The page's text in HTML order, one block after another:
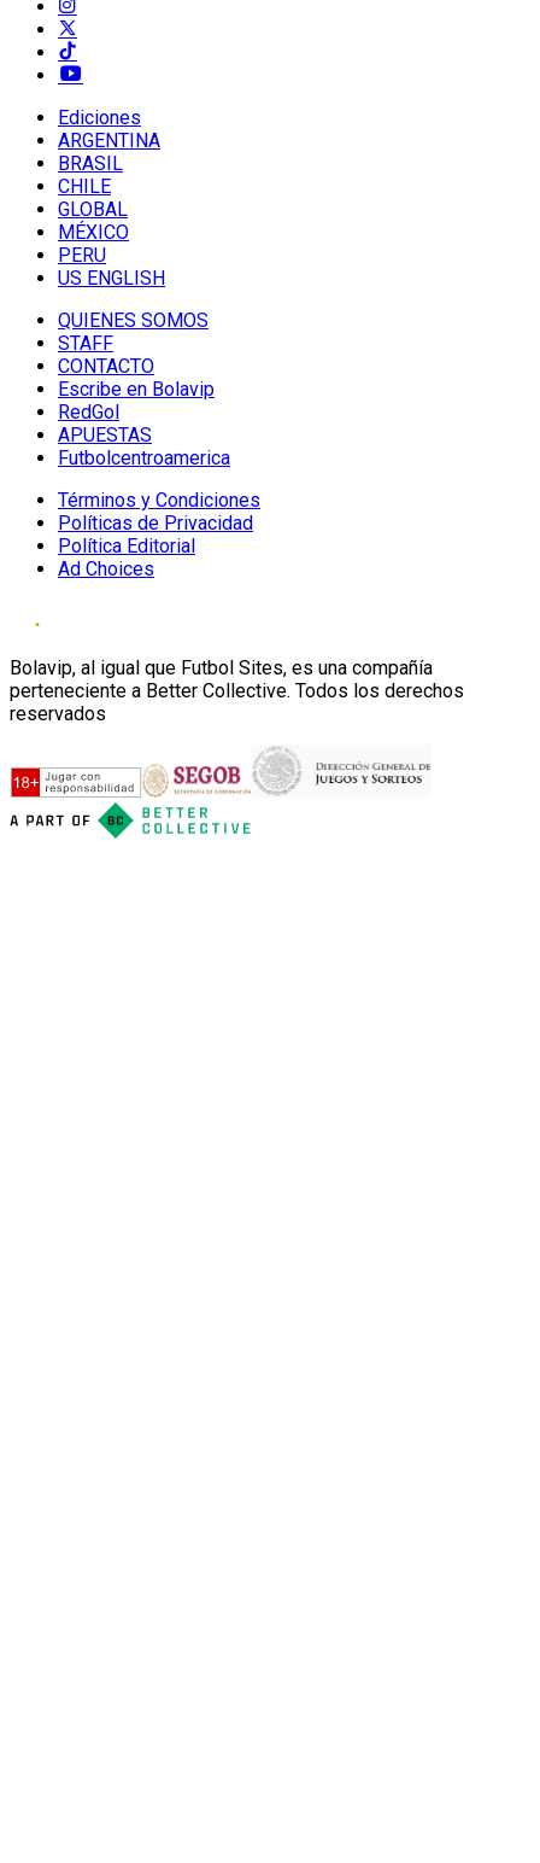
Ediciones
ARGENTINA
BRASIL
CHILE
GLOBAL
MÉXICO
PERU
US ENGLISH
QUIENES SOMOS
STAFF
CONTACTO
Escribe en Bolavip
RedGol
APUESTAS
Futbolcentroamerica
Términos y Condiciones
Políticas de Privacidad
Política Editorial
Ad Choices
Bolavip, al igual que Futbol Sites, es una compañía
perteneciente a Better Collective. Todos los derechos
reservados